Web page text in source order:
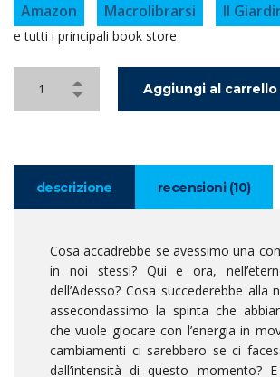
Amazon Macrolibrarsi Il
e tutti i principali book store
Aggiungi al carrello
descrizione recensioni (10)
Cosa accadrebbe se avessimo una
in noi stessi? Qui e ora,
dell’Adesso? Cosa succederebbe alla
assecondassimo la spinta che
che vuole giocare con l’energia in
cambiamenti ci sarebbero se ci
dall’intensità di questo momento?